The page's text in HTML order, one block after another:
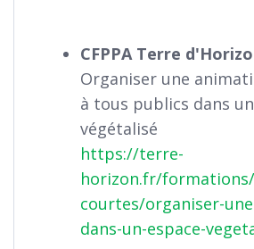
CFPPA Terre
Organiser une
à tous publics dans
végétalisé
https://terre-
horizon.fr/
courtes/organiser-
dans-un-espace-